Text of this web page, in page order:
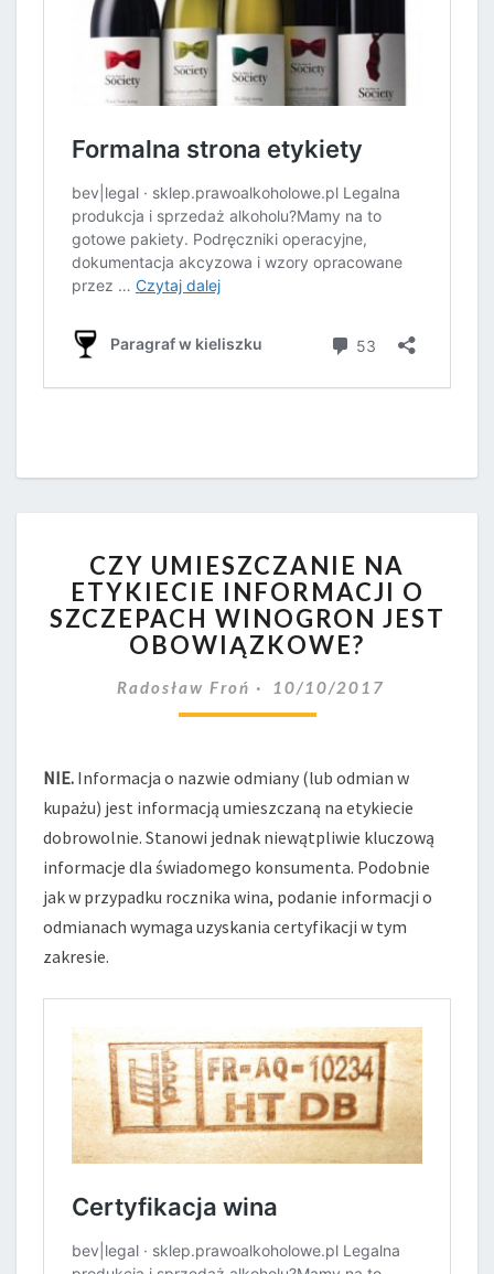
UMIESZCZANIE
NA
ETYKIECIE
INFORMACJI
O
SZCZEPACH
WINOGRON
CZY UMIESZCZANIE NA
ETYKIECIE INFORMACJI O
SZCZEPACH WINOGRON JEST
OBOWIĄZKOWE?
Radosław Froń 10/10/2017
NIE. Informacja o nazwie odmiany (lub odmian w
kupażu) jest informacją umieszczaną na etykiecie
dobrowolnie. Stanowi jednak niewątpliwie kluczową
informacje dla świadomego konsumenta. Podobnie
jak w przypadku rocznika wina, podanie informacji o
odmianach wymaga uzyskania certyfikacji w tym
zakresie.